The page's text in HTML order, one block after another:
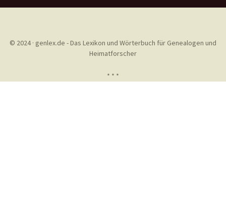
© 2024 · genlex.de - Das Lexikon und Wörterbuch für Genealogen und
Heimatforscher
* * *